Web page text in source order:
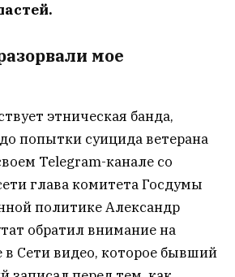
мое
этническая банда,
попытки суицида ветерана
Telegram-канале со
глава комитета Госдумы
политике Александр
обратил внимание на
в Сети видео, которое бывший